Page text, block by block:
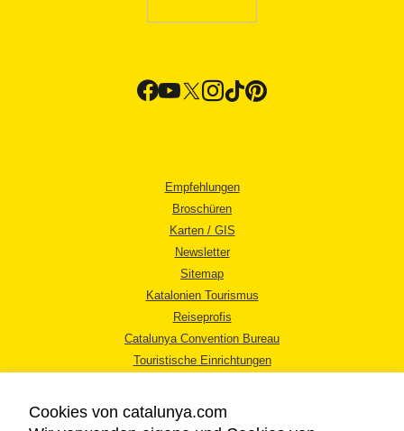
Empfehlungen
Broschüren
Karten / GIS
Newsletter
Sitemap
Katalonien Tourismus
Reiseprofis
Catalunya Convention Bureau
Touristische Einrichtungen
Cookies von catalunya.com